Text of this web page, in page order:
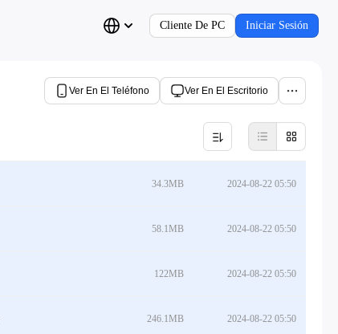
Cliente De PC Iniciar Sesión
Ver En El Teléfono Ver En El Escritorio
34.3MB 2024-08-22 05:50
58.1MB 2024-08-22 05:50
122MB 2024-08-22 05:50
246.1MB 2024-08-22 05:50